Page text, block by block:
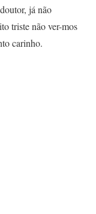
já não
triste não ver-mos
carinho.